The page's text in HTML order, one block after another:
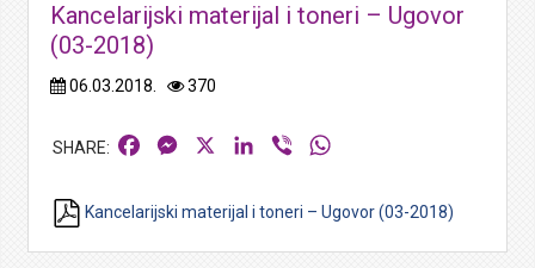
Kancelarijski materijal i toneri – Ugovor
(03-2018)
06.03.2018. 370
FacebookMessengerLinkedIn
Viber
Kancelarijski materijal i toneri – Ugovor (03-2018)